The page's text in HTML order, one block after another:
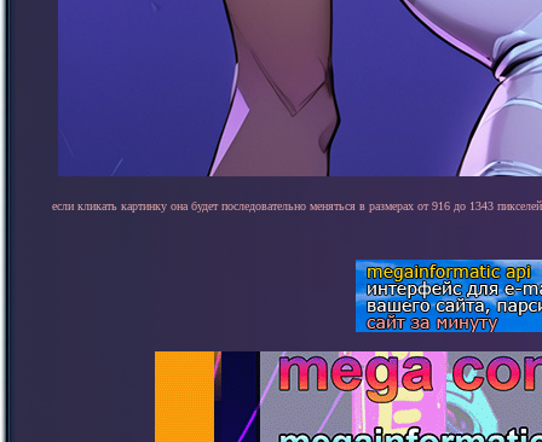
если кликать картинку она будет последовательно меняться в размерах от 916 до 1343